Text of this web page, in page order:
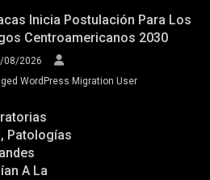
Inicia Postulación Para Los
Centroamericanos 2030
08/2026
WordPress Migration User
Patologías
A La